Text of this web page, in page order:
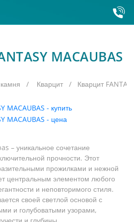
MACAUBAS
Кварцит Кварцит
– уникальное сочетание
прочности. Этот
прожилками и нежной
центральным элементом любого
и неповторимого стиля.
своей светлой основой с
и голубоватыми узорами,
и глубины.